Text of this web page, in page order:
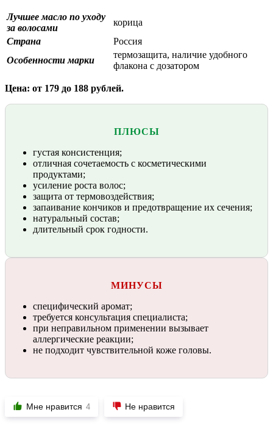
Лучшее масло по уходу
за волосами
корица
Страна
Россия
Особенности марки
термозащита, наличие удобного
флакона с дозатором
Цена: от 179 до 188 рублей.
ПЛЮСЫ
густая консистенция;
отличная сочетаемость с косметическими
продуктами;
усиление роста волос;
защита от термовоздействия;
запаивание кончиков и предотвращение их сечения;
натуральный состав;
длительный срок годности.
МИНУСЫ
специфический аромат;
требуется консультация специалиста;
при неправильном применении вызывает
аллергические реакции;
не подходит чувствительной коже головы.
Мне нравится 4 Не нравится